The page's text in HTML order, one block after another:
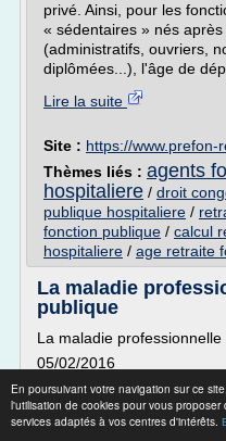
En poursuivant votre navigation sur ce
l'utilisation de cookies pour vous
services adaptés à vos centres d'intérêts.
privé. Ainsi, pour les
« sédentaires » nés après
(administratifs, ouvriers,
diplômées...), l'âge de
Lire la suite
Site : https://www.prefon-
Thèmes liés : agents
hospitaliere / droit
publique hospitaliere /
fonction publique / calcul
hospitaliere / age retraite
La maladie
publique
La maladie
05/02/2016
Quels sont les textes
En réalité, l'expression «
n'apparaît pas dans les